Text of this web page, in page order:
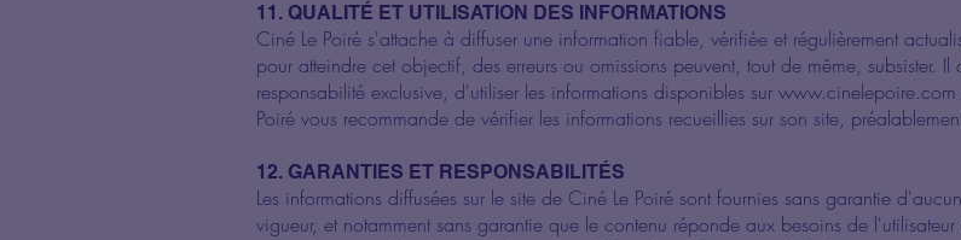
11. QUALITÉ ET UTILISATION DES INFORMATIONS
Ciné Le Poiré s'attache à diffuser une information fiable, vérifiée et régulièrement
pour atteindre cet objectif, des erreurs ou omissions peuvent, tout de même, subsister.
responsabilité exclusive, d'utiliser les informations disponibles sur www.cinelepoire.com
Poiré vous recommande de vérifier les informations recueillies sur son site,
12. GARANTIES ET RESPONSABILITÉS
Les informations diffusées sur le site de Ciné Le Poiré sont fournies sans garantie
vigueur, et notamment sans garantie que le contenu réponde aux besoins de